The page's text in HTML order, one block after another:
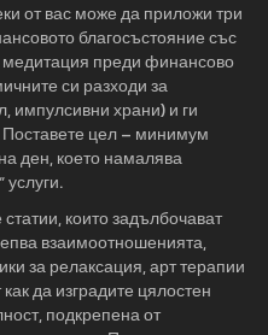
от вас може да приложи три
благосъстояние със
медитация преди финансово
си разходи за
импулсивни храни) и ги
цел – минимум
ден, което намалява
услуги.
които задълбочават
взаимоотношенията,
за релаксация, арт терапии
да изградите цялостен
подкрепена от